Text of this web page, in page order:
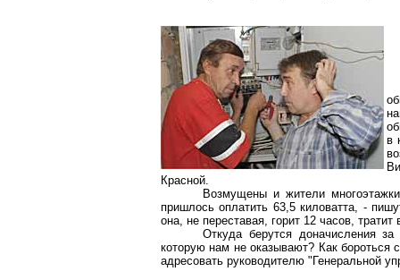
в
Красной.
Возмущены и жители
пришлось оплатить 63,5 киловатта, -
она, не переставая, горит 12 часов,
Откуда берутся доначисления
которую нам не оказывают? Как бороться
адресовать руководителю "Генеральной